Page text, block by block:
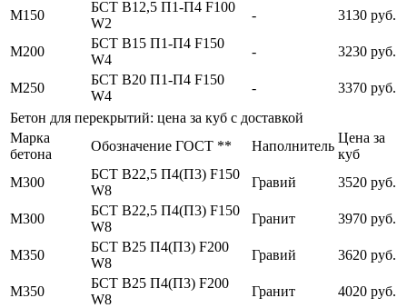
М150
БСТ В12,5 П1-П4 F100
W2
- 3130 руб.
М200
БСТ В15 П1-П4 F150
W4
- 3230 руб.
М250
БСТ В20 П1-П4 F150
W4
-
3370 руб.
Бетон для перекрытий: цена за куб с доставкой
Марка
бетона
Обозначение ГОСТ ** Наполнитель
Цена за
куб
М300
БСТ В22,5 П4(П3) F150
W8
Гравий 3520 руб.
М300
БСТ В22,5 П4(П3) F150
W8
Гранит 3970 руб.
М350
БСТ В25 П4(П3) F200
W8
Гравий 3620 руб.
М350
БСТ В25 П4(П3) F200
W8
Гранит 4020 руб.